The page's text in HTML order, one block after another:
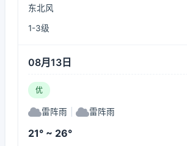
东北风
1-3级
08月13日
优
雷阵雨 雷阵雨
21° ~ 26°